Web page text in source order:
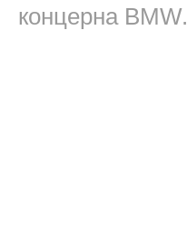
концерна BMW.